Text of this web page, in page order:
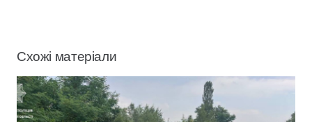
Схожі матеріали